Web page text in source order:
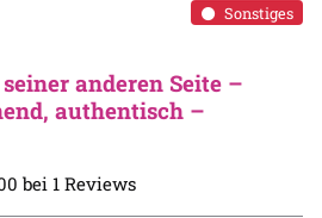
Sonstiges
anderen Seite –
authentisch –
bei 1 Reviews